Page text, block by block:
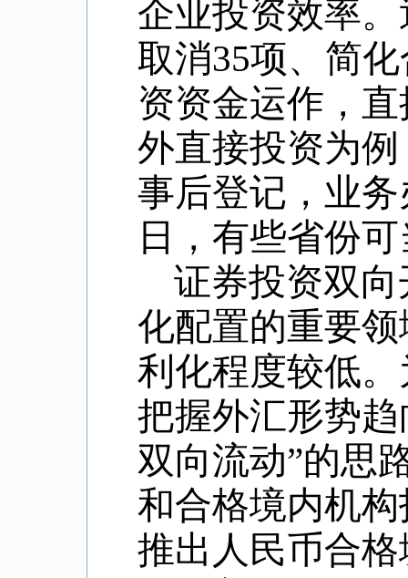
企业投资效率
取消35项、简
资资金运作，
外直接投资为
事后登记，业
日，有些省份
证券投资双向
化配置的重要
利化程度较低
把握外汇形势
双向流动”的思
和合格境内机
推出人民币合